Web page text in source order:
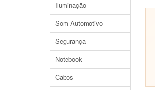
Iluminação
Som Automotivo
Segurança
Notebook
Cabos